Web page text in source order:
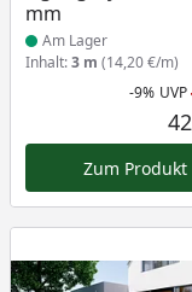
mm
Am Lager
Inhalt:3 m (14,20 €/m)
-9% UVP
Zum Produkt